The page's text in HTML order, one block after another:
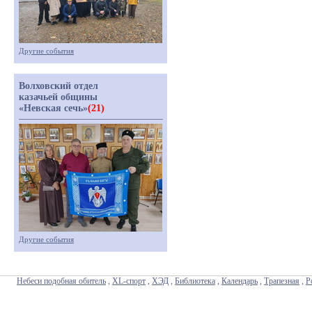
Другие события
Волховский отдел
казачьей общины
«Невская сечь»(21)
Другие события
Небеси подобная обитель , XL-спорт , ХЭД , Библиотека , Календарь , Трапезная ,